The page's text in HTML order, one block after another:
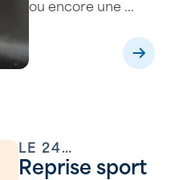
ou encore une ...
LE24
SEPTEMBRE
Reprise sport